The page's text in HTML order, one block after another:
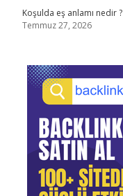
Koşulda eş anlamı nedir ?
Temmuz 27, 2026